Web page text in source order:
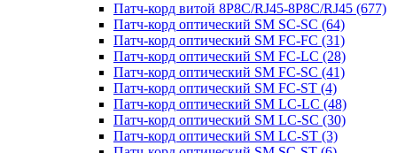
Патч-корд витой 8P8C/RJ45-8P8C/RJ45 (677)
Патч-корд оптический SM SC-SC (64)
Патч-корд оптический SM FC-FC (31)
Патч-корд оптический SM FC-LC (28)
Патч-корд оптический SM FC-SC (41)
Патч-корд оптический SM FC-ST (4)
Патч-корд оптический SM LC-LC (48)
Патч-корд оптический SM LC-SC (30)
Патч-корд оптический SM LC-ST (3)